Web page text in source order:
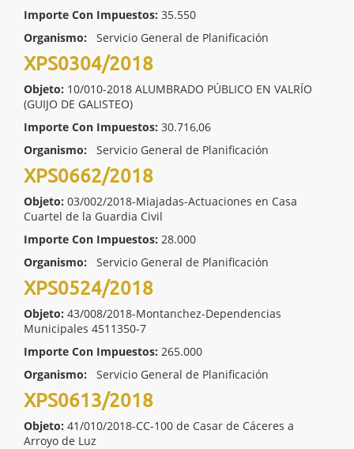
Importe Con Impuestos: 35.550
Organismo:
Servicio General de Planificación
XPS0304/2018
Objeto: 10/010-2018 ALUMBRADO PÚBLICO EN VALRÍO
(GUIJO DE GALISTEO)
Importe Con Impuestos: 30.716,06
Organismo:
Servicio General de Planificación
XPS0662/2018
Objeto: 03/002/2018-Miajadas-Actuaciones en Casa
Cuartel de la Guardia Civil
Importe Con Impuestos: 28.000
Organismo:
Servicio General de Planificación
XPS0524/2018
Objeto: 43/008/2018-Montanchez-Dependencias
Municipales 4511350-7
Importe Con Impuestos: 265.000
Organismo:
Servicio General de Planificación
XPS0613/2018
Objeto: 41/010/2018-CC-100 de Casar de Cáceres a
Arroyo de Luz